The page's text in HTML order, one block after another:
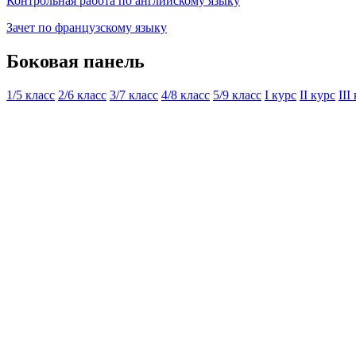
Зачет по французскому языку
Боковая панель
1/5 класс 2/6 класс 3/7 класс 4/8 класс 5/9 класс I курс II курс III